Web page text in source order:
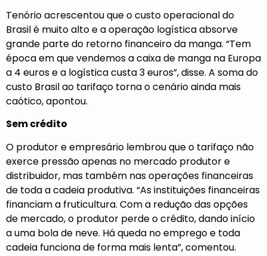
Tenório acrescentou que o custo operacional do
Brasil é muito alto e a operação logística absorve
grande parte do retorno financeiro da manga. “Tem
época em que vendemos a caixa de manga na Europa
a 4 euros e a logística custa 3 euros”, disse. A soma do
custo Brasil ao tarifaço torna o cenário ainda mais
caótico, apontou.
Sem crédito
O produtor e empresário lembrou que o tarifaço não
exerce pressão apenas no mercado produtor e
distribuidor, mas também nas operações financeiras
de toda a cadeia produtiva. “As instituições financeiras
financiam a fruticultura. Com a redução das opções
de mercado, o produtor perde o crédito, dando início
a uma bola de neve. Há queda no emprego e toda
cadeia funciona de forma mais lenta”, comentou.